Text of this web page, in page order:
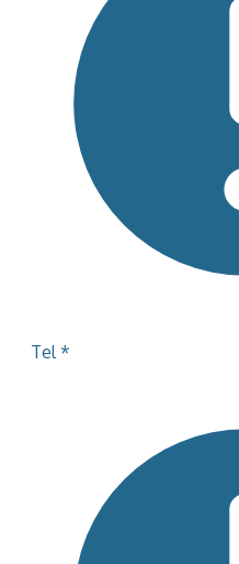
Tel *